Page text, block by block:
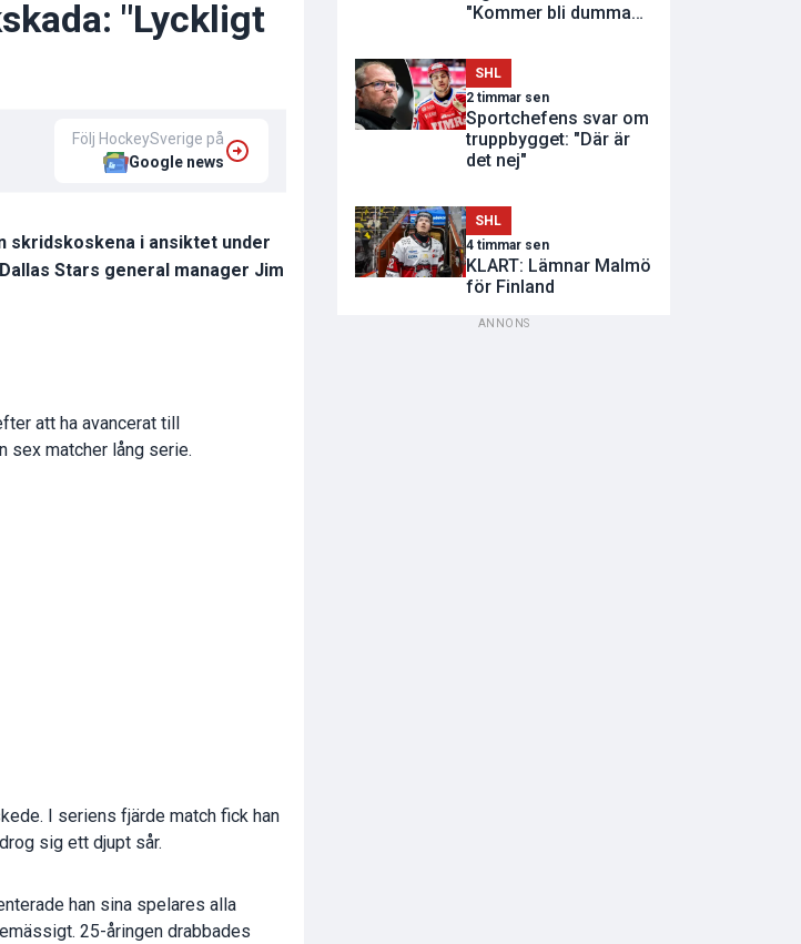
"Lyckligt
Följ HockeySverige på
Google news
skridskoskena i ansiktet under
Stars general manager Jim
att ha avancerat till
sex matcher lång serie.
I seriens fjärde match fick han
sig ett djupt sår.
han sina spelares alla
25-åringen drabbades
"Kommer bli dumma
SHL
2 timmar sen
Sportchefens svar om
truppbygget: "Där är
det nej"
SHL
4 timmar sen
KLART: Lämnar Malmö
för Finland
ANNONS